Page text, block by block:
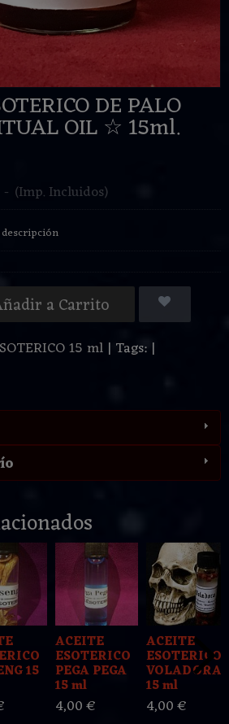
DE PALO
OIL ☆ 15ml.
- (Imp. Incluidos)
a Carrito
15 ml | Tags: |
15
ACEITE
ESOTERICO
PEGA PEGA
15 ml
4,00 €
ACEITE
ESOTERICO
VOLADORA
15 ml
4,00 €